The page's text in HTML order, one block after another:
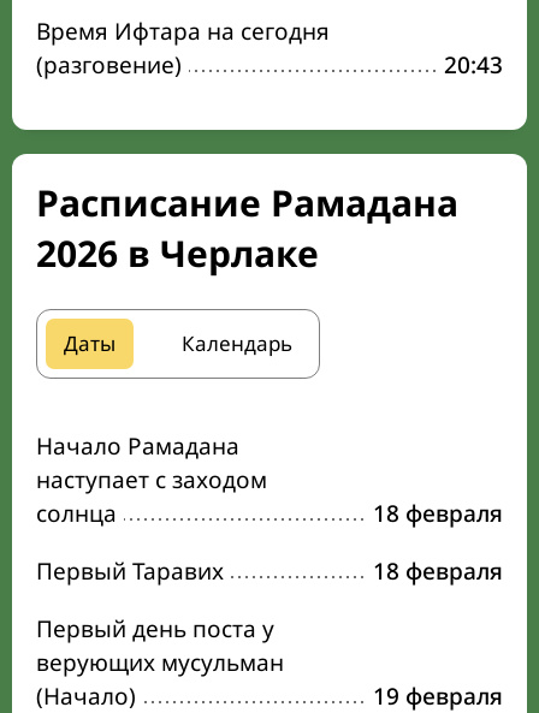
Время Ифтара на сегодня
(разговение)
20:43
Расписание Рамадана
2026 в Черлаке
Даты Календарь
Начало Рамадана
наступает с заходом
солнца
18 февраля
Первый Таравих
18 февраля
Первый день поста у
верующих мусульман
(Начало)
19 февраля